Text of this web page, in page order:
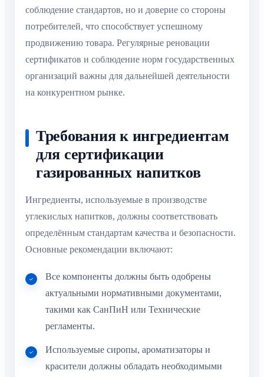
соблюдение стандартов, но и доверие со стороны
потребителей, что способствует успешному
продвижению товара. Регулярные реновации
сертификатов и соблюдение норм государственных
организаций важны для дальнейшей деятельности
на конкурентном рынке.
Требования к ингредиентам
для сертификации
газированных напитков
Ингредиенты, используемые в производстве
углекислых напитков, должны соответствовать
определённым стандартам качества и безопасности.
Основные рекомендации включают:
Все компоненты должны быть одобрены
актуальными нормативными документами,
такими как СанПиН или Технические
регламенты.
Используемые сиропы, ароматизаторы и
красители должны обладать необходимыми